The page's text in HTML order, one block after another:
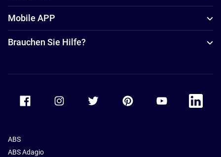
Mobile APP
Brauchen Sie Hilfe?
Accor Facebook Accor TwitterAccor PinterestAccor Youtube
Accor
ABS
ABS Adagio